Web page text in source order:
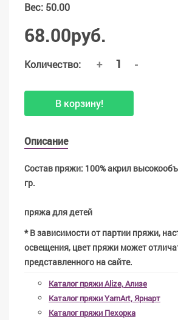
Вес: 50.00
68.00руб.
Количество: + -
В корзину!
Описание
Состав пряжи: 100% акрил
гр.
пряжа для детей
* В зависимости от партии пряжи,
освещения, цвет пряжи может
представленного на сайте.
Каталог пряжи Alize, Ализе
Каталог пряжи YarnArt, Ярнарт
Каталог пряжи Пехорка